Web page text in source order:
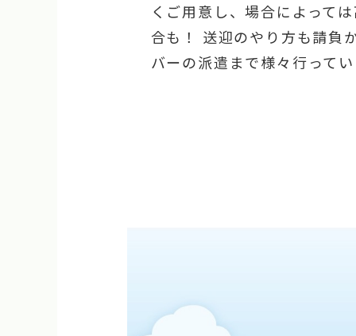
くご用意し、場合によって
合も！ 送迎のやり方も請負
バーの派遣まで様々行って